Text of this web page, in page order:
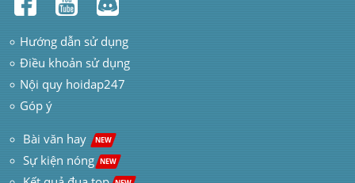
Hướng dẫn sử dụng
Điều khoản sử dụng
Nội quy hoidap247
Góp ý
Bài văn hay NEW
Sự kiện nóng NEW